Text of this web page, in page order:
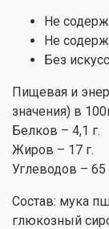
Не
Не
Без
Пищевая и
значения) в
Белков – 4,1 г.
Жиров – 17 г.
Углеводов – 65
Состав: мука
глюкозный